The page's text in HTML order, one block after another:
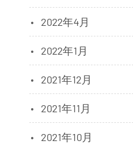
2022年4月
2022年1月
2021年12月
2021年11月
2021年10月